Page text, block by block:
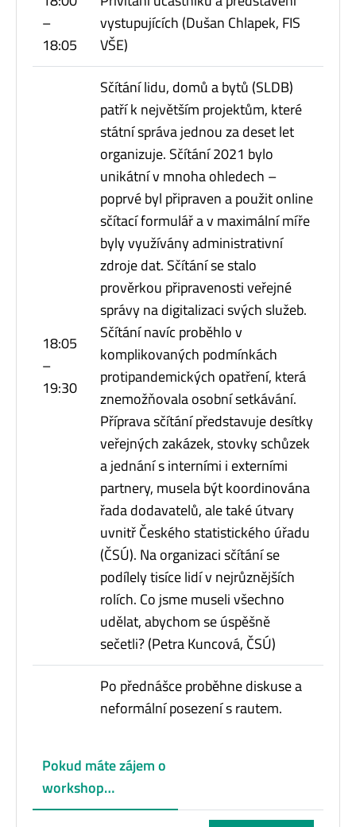
–
18:05
vystupujících (Dušan Chlapek, FIS
VŠE)
18:05
–
19:30
Sčítání lidu, domů a bytů (SLDB)
patří k největším projektům, které
státní správa jednou za deset let
organizuje. Sčítání 2021 bylo
unikátní v mnoha ohledech –
poprvé byl připraven a použit online
sčítací formulář a v maximální míře
byly využívány administrativní
zdroje dat. Sčítání se stalo
prověrkou připravenosti veřejné
správy na digitalizaci svých služeb.
Sčítání navíc proběhlo v
komplikovaných podmínkách
protipandemických opatření, která
znemožňovala osobní setkávání.
Příprava sčítání představuje desítky
veřejných zakázek, stovky schůzek
a jednání s interními i externími
partnery, musela být koordinována
řada dodavatelů, ale také útvary
uvnitř Českého statistického úřadu
(ČSÚ). Na organizaci sčítání se
podílely tisíce lidí v nejrůznějších
rolích. Co jsme museli všechno
udělat, abychom se úspěšně
sečetli? (Petra Kuncová, ČSÚ)
Po přednášce proběhne diskuse a
neformální posezení s rautem.
Pokud máte zájem o
workshop…